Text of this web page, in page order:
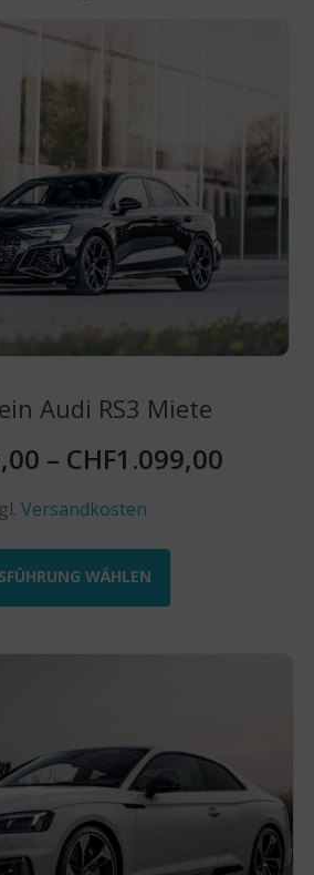
Audi RS3 Miete
– CHF1.099,00
Versandkosten
WÄHLEN
können
der
Produktseite
gewählt